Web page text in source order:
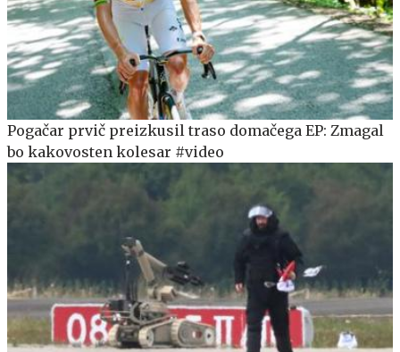
Pogačar prvič preizkusil traso domačega EP: Zmagal
bo kakovosten kolesar #video